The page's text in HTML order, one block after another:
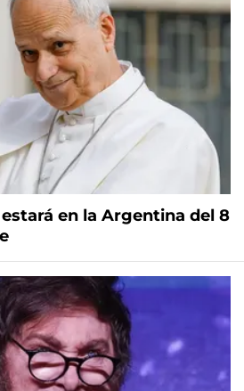
en la Argentina del 8